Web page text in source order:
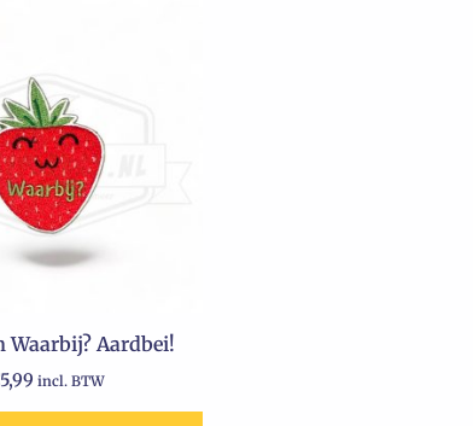
Waarbij? Aardbei!
5,99 incl. BTW